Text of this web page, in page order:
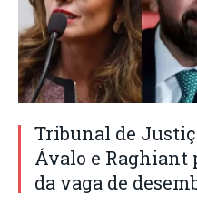
Tribunal de
Ávalo e
da vaga de